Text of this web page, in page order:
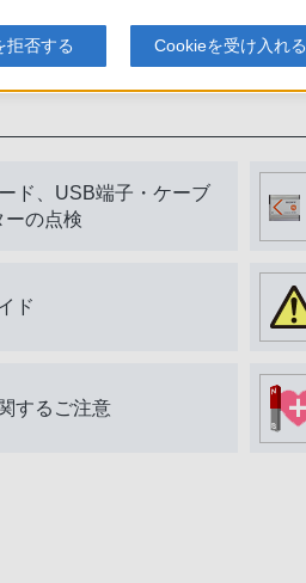
ド、USB端子・ケーブ
ーの点検
ド
するご注意
拒否する Cookieを受け入れる